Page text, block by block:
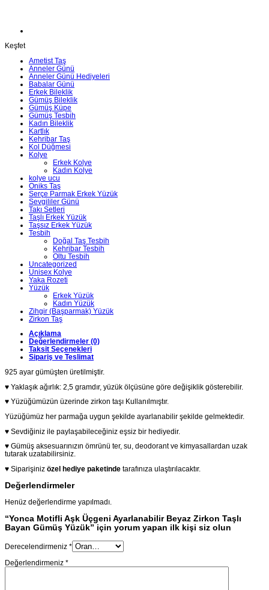
Keşfet
Ametist Taş
Anneler Günü
Anneler Günü Hediyeleri
Babalar Günü
Erkek Bileklik
Gümüş Bileklik
Gümüş Küpe
Gümüş Tesbih
Kadın Bileklik
Kartlık
Kehribar Taş
Kol Düğmesi
Kolye
Erkek Kolye
Kadın Kolye
kolye ucu
Oniks Taş
Serçe Parmak Erkek Yüzük
Sevgililer Günü
Takı Setleri
Taşlı Erkek Yüzük
Taşsız Erkek Yüzük
Tesbih
Doğal Taş Tesbih
Kehribar Tesbih
Oltu Tesbih
Uncategorized
Unisex Kolye
Yaka Rozeti
Yüzük
Erkek Yüzük
Kadın Yüzük
Zihgir (Başparmak) Yüzük
Zirkon Taş
Açıklama
Değerlendirmeler (0)
Taksit Seçenekleri
Sipariş ve Teslimat
925 ayar gümüşten üretilmiştir.
♥ Yaklaşık ağırlık: 2,5 gramdır, yüzük ölçüsüne göre değişiklik gösterebilir.
♥ Yüzüğümüzün üzerinde zirkon taşı Kullanılmıştır.
Yüzüğümüz her parmağa uygun şekilde ayarlanabilir şekilde gelmektedir.
♥ Sevdiğiniz ile paylaşabileceğiniz eşsiz bir hediyedir.
♥ Gümüş aksesuarınızın ömrünü ter, su, deodorant ve kimyasallardan uzak
tutarak uzatabilirsiniz.
♥ Siparişiniz özel hediye paketinde tarafınıza ulaştırılacaktır.
Değerlendirmeler
Henüz değerlendirme yapılmadı.
“Yonca Motifli Aşk Üçgeni Ayarlanabilir Beyaz Zirkon Taşlı
Bayan Gümüş Yüzük” için yorum yapan ilk kişi siz olun
Derecelendirmeniz *
Değerlendirmeniz *